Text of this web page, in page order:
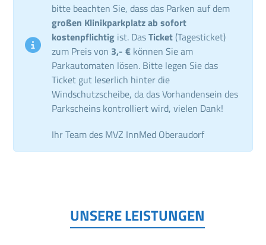
bitte beachten Sie, dass das Parken auf dem
großen Klinikparkplatz ab sofort
kostenpflichtig ist. DasTicket (Tagesticket)
zum Preis von 3,- € können Sie am
Parkautomaten lösen. Bitte legen Sie das
Ticket gut leserlich hinter die
Windschutzscheibe, da das Vorhandensein des
Parkscheins kontrolliert wird, vielen Dank!
Ihr Team des MVZ InnMed Oberaudorf
UNSERE LEISTUNGEN